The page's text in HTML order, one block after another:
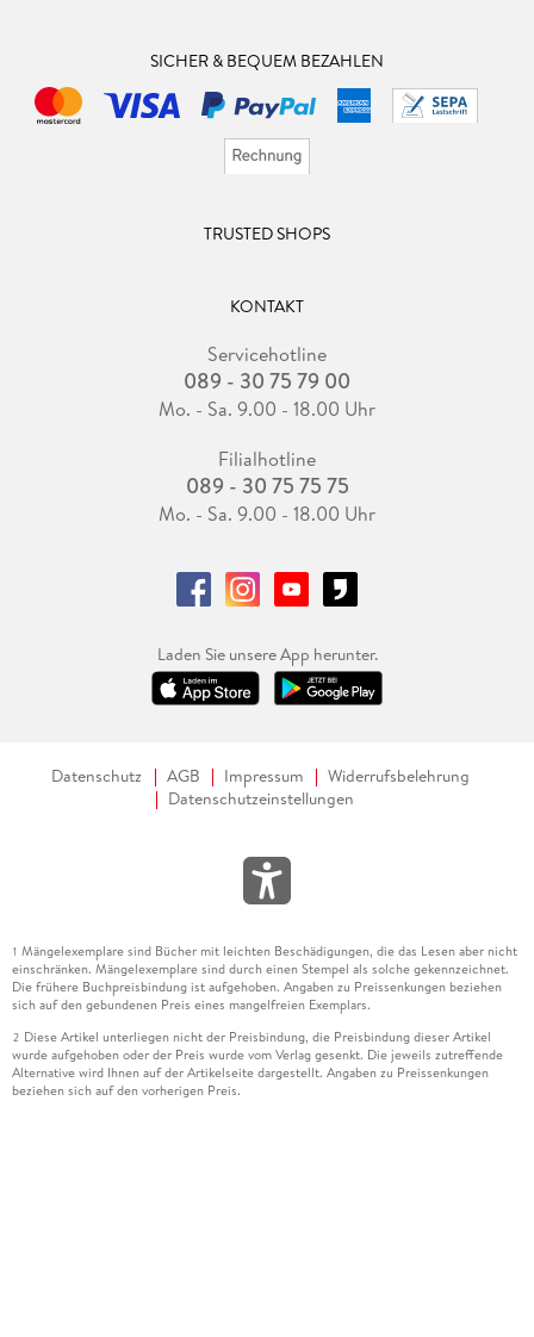
SICHER & BEQUEM BEZAHLEN
TRUSTED SHOPS
KONTAKT
Servicehotline
089 - 30 75 79 00
Mo. - Sa. 9.00 - 18.00 Uhr
Filialhotline
089 - 30 75 75 75
Mo. - Sa. 9.00 - 18.00 Uhr
Laden Sie unsere App herunter.
Datenschutz AGB Impressum
Widerrufsbelehrung
Datenschutzeinstellungen
1 Mängelexemplare sind Bücher mit leichten Beschädigungen, die das Lesen aber nicht
einschränken. Mängelexemplare sind durch einen Stempel als solche gekennzeichnet.
Die frühere Buchpreisbindung ist aufgehoben. Angaben zu Preissenkungen beziehen
sich auf den gebundenen Preis eines mangelfreien Exemplars.
2 Diese Artikel unterliegen nicht der Preisbindung, die Preisbindung dieser Artikel
wurde aufgehoben oder der Preis wurde vom Verlag gesenkt. Die jeweils zutreffende
Alternative wird Ihnen auf der Artikelseite dargestellt. Angaben zu Preissenkungen
beziehen sich auf den vorherigen Preis.